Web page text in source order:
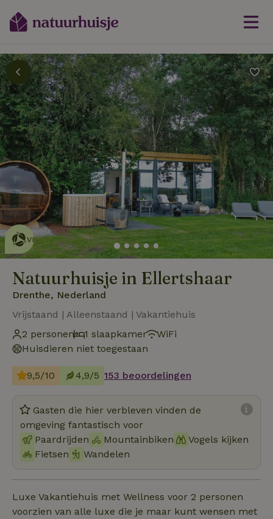
Dit natuurhuisje is eco-
vriendelijklees meer
Natuurhuisje in Ellertshaar
Drenthe, Nederland
Vrijstaand | Alleenstaand | Vakantiehuis
2 personen
1 slaapkamer
WiFi
Huisdieren niet toegestaan
9,5/10 4,9/5 153 beoordelingen
Gasten die hier verbleven vinden de
omgeving fantastisch voor
Paardrijden
Mountainbiken
Vogels kijken
Fietsen
Wandelen
Luxe Vakantiehuis met Wellness voor 2 personen
voorzien van alle luxe die je maar kunt wensen met